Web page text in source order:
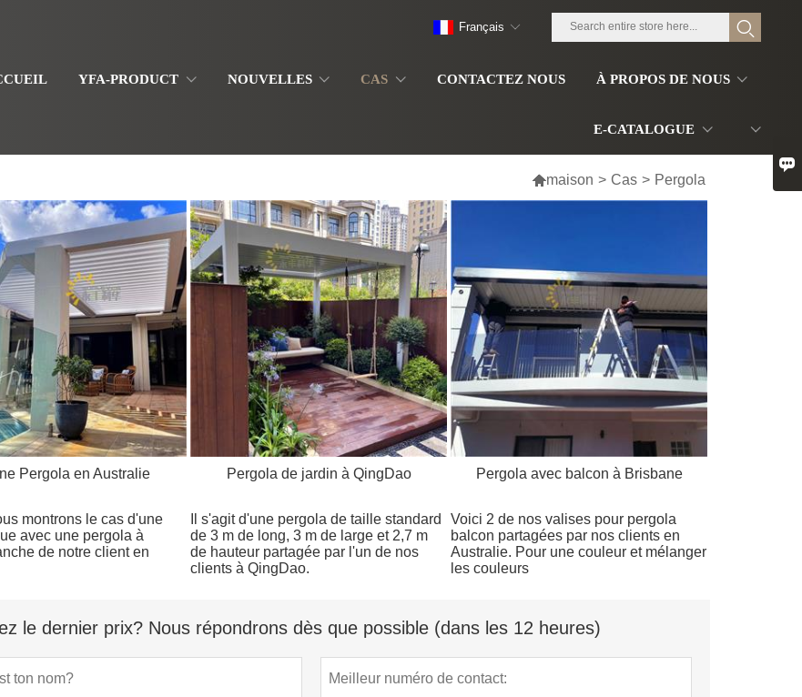
YFA-PRODUCT NOUVELLES CAS CONTACTEZ NOUS À PROPOS DE NOUS
E-CATALOGUE
Français
maison > Cas > Pergola
Pergola en Australie
montrons le cas d'une
avec une pergola à
de notre client en
Pergola de jardin à QingDao
Il s'agit d'une pergola de taille standard
de 3 m de long, 3 m de large et 2,7 m
de hauteur partagée par l'un de nos
clients à QingDao.
Pergola avec balcon à Brisbane
Voici 2 de nos valises pour pergola
balcon partagées par nos clients en
Australie. Pour une couleur et mélanger
les couleurs
le dernier prix? Nous répondrons dès que possible (dans les 12 heures)
